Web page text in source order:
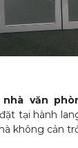
nhà văn
tại hành
không cản